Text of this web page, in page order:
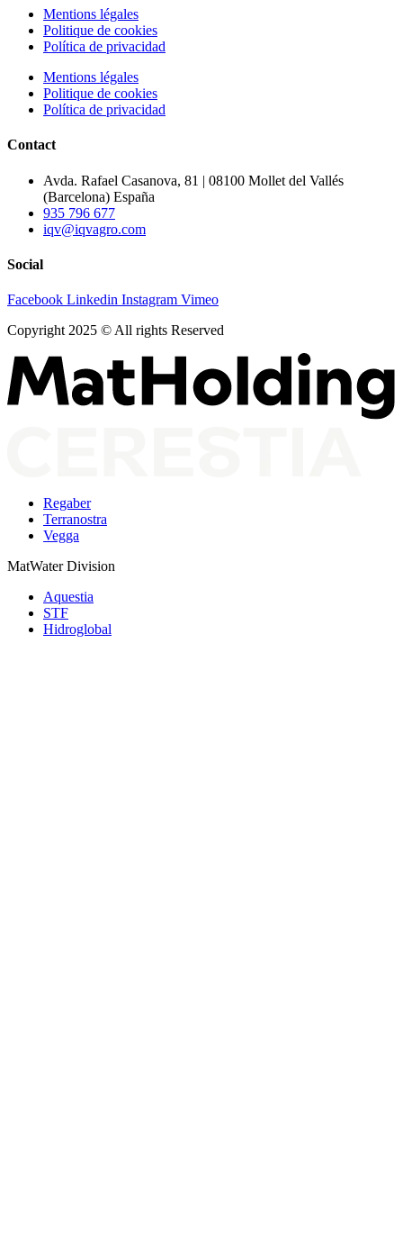
Mentions légales
Politique de cookies
Política de privacidad
Mentions légales
Politique de cookies
Política de privacidad
Contact
Avda. Rafael Casanova, 81 | 08100 Mollet del Vallés
(Barcelona) España
935 796 677
iqv@iqvagro.com
Social
Facebook Linkedin Instagram Vimeo
Copyright 2025 © All rights Reserved
Regaber
Terranostra
Vegga
MatWater Division
Aquestia
STF
Hidroglobal